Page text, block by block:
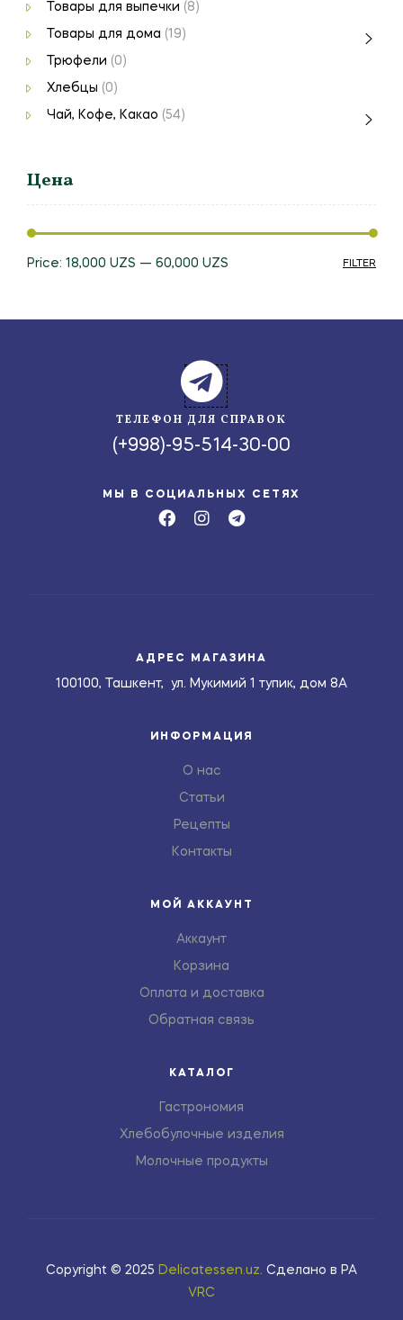
Товары для выпечки (8)
Товары для дома (19)
Трюфели (0)
Хлебцы (0)
Чай, Кофе, Какао (54)
Цена
FILTER
Price: 18,000 UZS — 60,000 UZS
ТЕЛЕФОН ДЛЯ СПРАВОК
(+998)-95-514-30-00
МЫ В СОЦИАЛЬНЫХ СЕТЯХ
АДРЕС МАГАЗИНА
100100, Ташкент, ул. Мукимий 1 тупик, дом 8А
ИНФОРМАЦИЯ
О нас
Статьи
Рецепты
Контакты
МОЙ АККАУНТ
Аккаунт
Корзина
Оплата и доставка
Обратная связь
КАТАЛОГ
Гастрономия
Хлебобулочные изделия
Молочные продукты
Copyright © 2025 Delicatessen.uz Сделано в РА
VRC